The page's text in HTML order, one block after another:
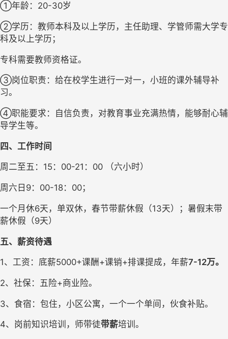
①年龄：20-30岁
②学历：教师本科及以上学历，主任助理、学管师需大学专
科及以上学历；
专科需要教师资格证。
③岗位职责：给在校学生进行一对一，小班的课外辅导补
习。
④职能要求：自信负责，对教育事业充满热情，能够耐心辅
导学生等。
四、工作时间
周二至五：15：00-21：00 （六小时）
周六日9：00-18：00；
一个月休6天，单双休，春节带薪休假（13天）；暑假末带
薪休假（9天）
五、薪资待遇
1、工资：底薪5000+课酬+课销+排课提成，年薪7-12万。
2、社保：五险+商业险。
3、食宿：包住，小区公寓，一个一个单间，伙食补贴。
4、岗前知识培训，师带徒带薪培训。